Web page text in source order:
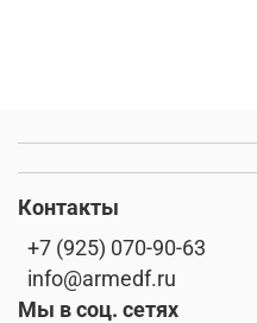
Контакты
+7 (925) 070-90-63
info@armedf.ru
Мы в соц. сетях